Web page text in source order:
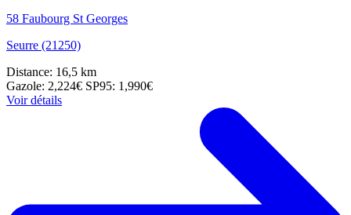
58 Faubourg St Georges
Seurre (21250)
Distance: 16,5 km
Gazole: 2,224€ SP95: 1,990€
Voir détails